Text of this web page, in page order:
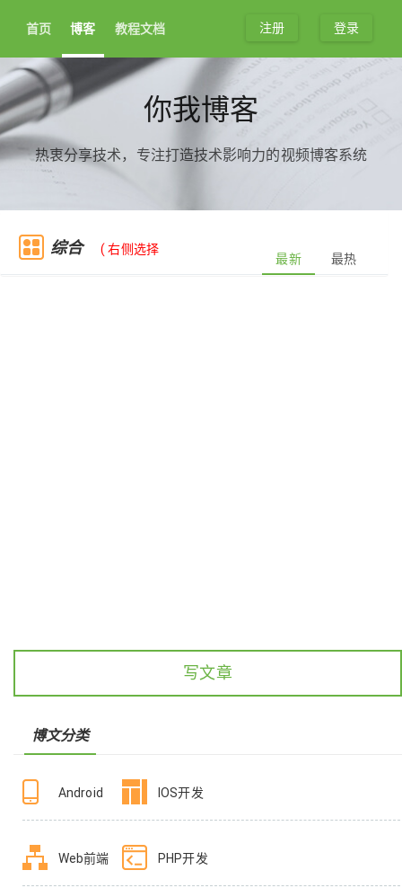
首页 博客 教程文档 登录
注册
你我博客
热衷分享技术，专注打造技术影响力的视频博客系统
综合 ( 右侧选择
最新 最热
写文章
博文分类
Android IOS开发
Web前端 PHP开发